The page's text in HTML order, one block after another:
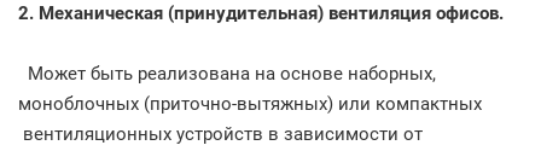
2. Механическая (принудительная) вентиляция офисов.
Может быть реализована на основе наборных,
моноблочных (приточно-вытяжных) или компактных
вентиляционных устройств в зависимости от